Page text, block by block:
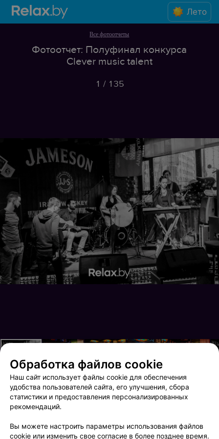
Лето
Все фотоотчеты
Фотоотчет: Полуфинал конкурса
Clever music talent
1 / 135
Обработка файлов cookie
Наш сайт использует файлы cookie для обеспечения
удобства пользователей сайта, его улучшения, сбора
статистики и предоставления персонализированных
рекомендаций.
Вы можете настроить параметры использования файлов
cookie или изменить свое согласие в более позднее время.